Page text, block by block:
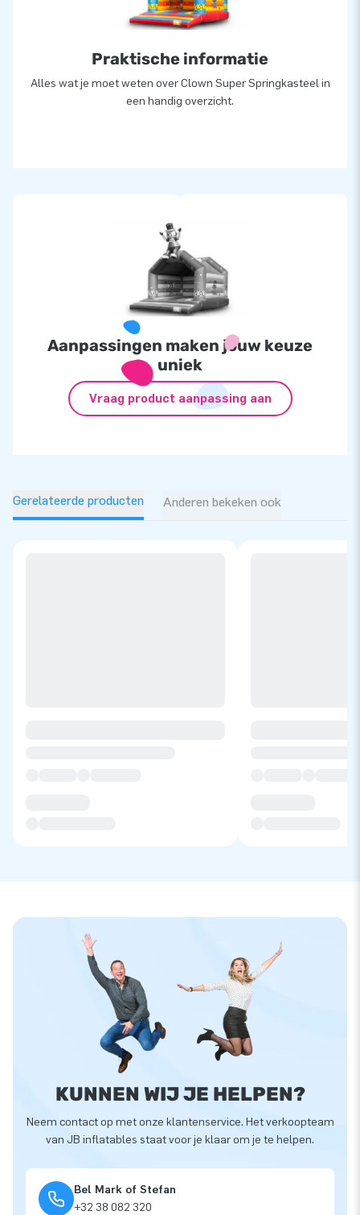
ook wel creators of greatness.
Praktische informatie
Alles wat je moet weten over Clown Super Springkasteel in
een handig overzicht.
Aanpassingen maken jouw keuze
uniek
Vraag product aanpassing aan
Gerelateerde producten Anderen bekeken ook
KUNNEN WIJ JE HELPEN?
Neem contact op met onze klantenservice. Het verkoopteam
van JB inflatables staat voor je klaar om je te helpen.
Bel Mark of Stefan
+32 38 082 320